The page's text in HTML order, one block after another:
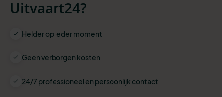
Uitvaart24?
Helder op ieder moment
Geen verborgen kosten
24/7 professioneel en persoonlijk contact